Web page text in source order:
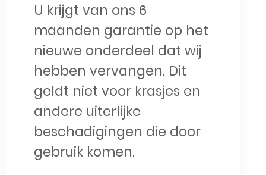
U krijgt van ons 6
maanden garantie op het
nieuwe onderdeel dat wij
hebben vervangen. Dit
geldt niet voor krasjes en
andere uiterlijke
beschadigingen die door
gebruik komen.